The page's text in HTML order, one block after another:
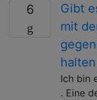
6
Gibt
mit
Ich bin
. Eine